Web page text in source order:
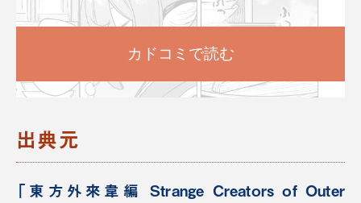
カドコミで読む
出典元
「東方外來韋編 Strange Creators of Outer